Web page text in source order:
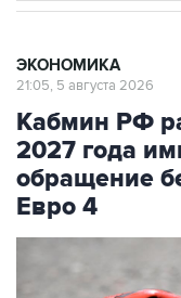
ЭКОНОМИКА
21:05, 5 августа 2026
Кабмин РФ
2027 года
обращение
Евро 4